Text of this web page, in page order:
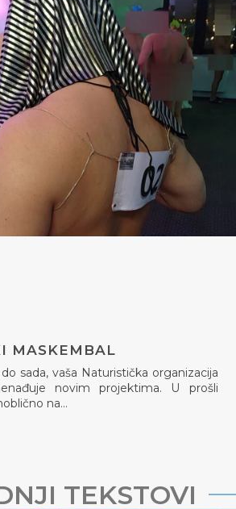
MASKEMBAL
sada, vaša Naturistička organizacija
novim projektima. U prošli
na…
TEKSTOVI